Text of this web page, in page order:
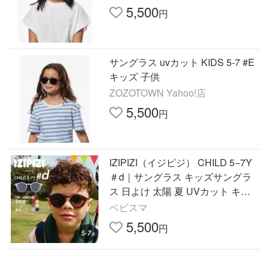
5,500円
サングラス uvカット KIDS 5-7 #E
キッズ 子供
ZOZOTOWN Yahoo!店
5,500円
IZIPIZI（イジピジ） CHILD 5−7Y
＃d｜サングラス キッズサングラ
ス 日よけ 太陽 夏 UVカット キッ
ズ お出掛け 遊び プール アウトド
ア ギフト 紫外線
ベビスマ
5,500円